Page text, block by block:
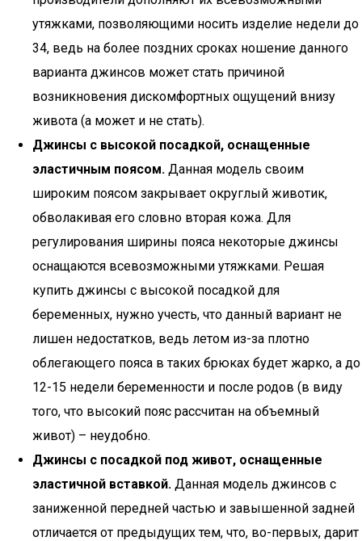
утяжками, позволяющими носить изделие недели до
34, ведь на более поздних сроках ношение данного
варианта джинсов может стать причиной
возникновения дискомфортных ощущений внизу
живота (а может и не стать).
Джинсы с высокой посадкой, оснащенные
эластичным поясом. Данная модель своим
широким поясом закрывает округлый животик,
обволакивая его словно вторая кожа. Для
регулирования ширины пояса некоторые джинсы
оснащаются всевозможными утяжками. Решая
купить джинсы с высокой посадкой для
беременных, нужно учесть, что данный вариант не
лишен недостатков, ведь летом из-за плотно
облегающего пояса в таких брюках будет жарко, а до
12-15 недели беременности и после родов (в виду
того, что высокий пояс рассчитан на объемный
живот) – неудобно.
Джинсы с посадкой под живот, оснащенные
эластичной вставкой. Данная модель джинсов с
заниженной передней частью и завышенной задней
отличается от предыдущих тем, что, во-первых, дарит